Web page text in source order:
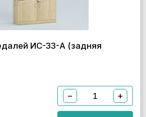
ИС-33-А (задняя
− +